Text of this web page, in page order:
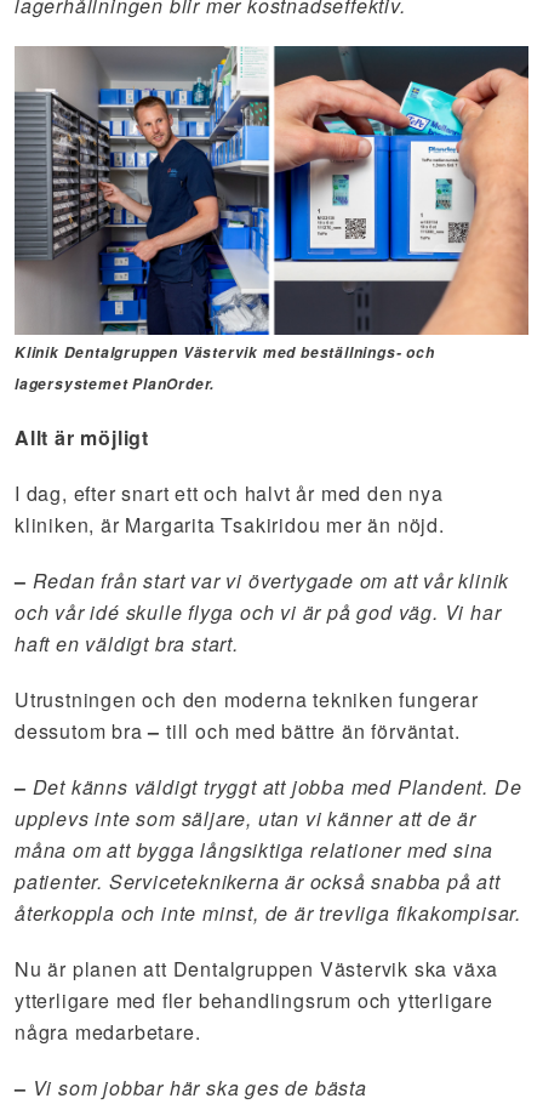
Klinik Dentalgruppen Västervik med beställnings- och
lagersystemet PlanOrder.
Allt är möjligt
I dag, efter snart ett och halvt år med den nya
kliniken, är Margarita Tsakiridou mer än nöjd.
– Redan från start var vi övertygade om att vår klinik
och vår idé skulle flyga och vi är på god väg. Vi har
haft en väldigt bra start.
Utrustningen och den moderna tekniken fungerar
dessutom bra– till och med bättre än förväntat.
– Det känns väldigt tryggt att jobba med Plandent. De
upplevs inte som säljare, utan vi känner att de är
måna om att bygga långsiktiga relationer med sina
patienter. Serviceteknikerna är också snabba på att
återkoppla och inte minst, de är trevliga fikakompisar.
Nu är planen att Dentalgruppen Västervik ska växa
ytterligare med fler behandlingsrum och ytterligare
några medarbetare.
– Vi som jobbar här ska ges de bästa